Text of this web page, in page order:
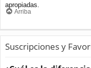
apropiadas.
Arriba
Suscripciones y